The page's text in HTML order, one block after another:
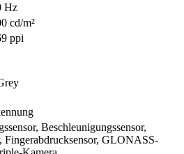
Hz
cd/m²
ppi
Beschleunigungssensor,
Fingerabdrucksensor, GLONASS-